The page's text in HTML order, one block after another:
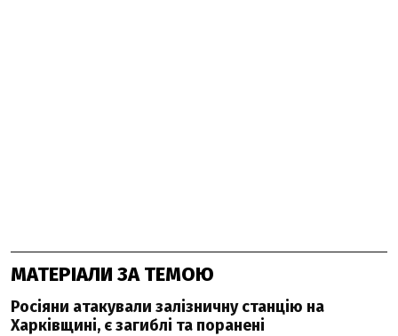
МАТЕРІАЛИ ЗА ТЕМОЮ
Росіяни атакували залізничну станцію на
Харківщині, є загиблі та поранені